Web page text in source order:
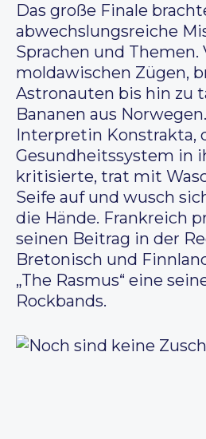
Das große Finale
abwechslungsreiche
Sprachen und Themen.
moldawischen Zügen,
Astronauten bis hin zu
Bananen aus
Interpretin Konstrakta,
Gesundheitssystem in
kritisierte, trat mit
Seife auf und wusch
die Hände. Frankreich
seinen Beitrag in der
Bretonisch und
„The Rasmus“ eine
Rockbands.